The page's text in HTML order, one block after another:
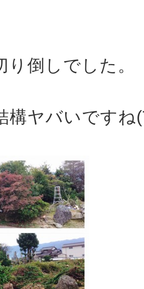
り倒しでした。
構ヤバいですね